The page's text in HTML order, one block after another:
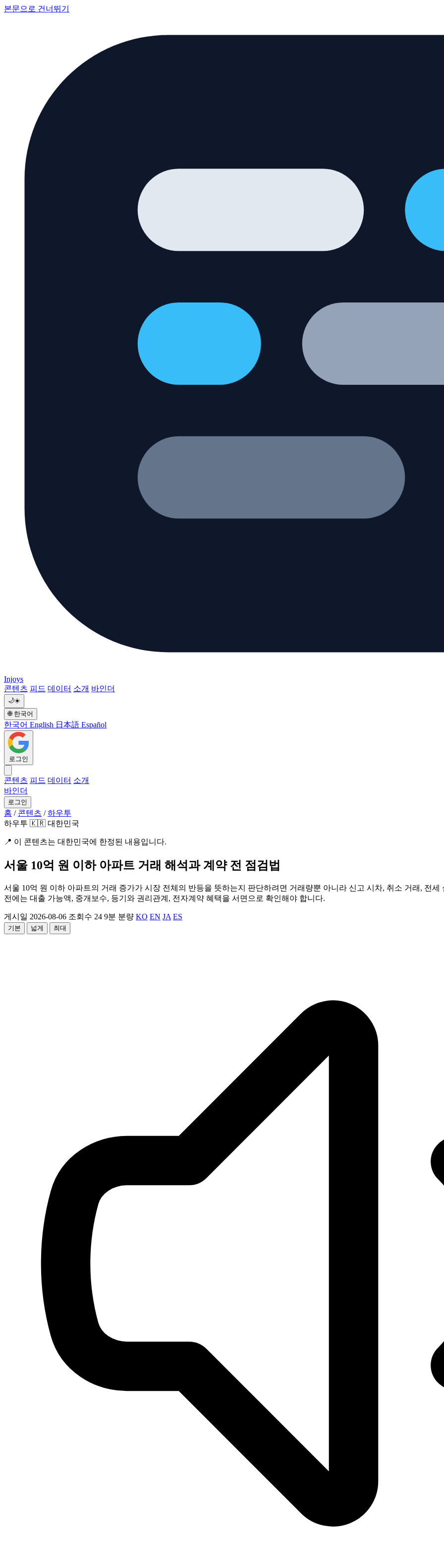
본문으로 건너뛰기
Injoys
콘텐츠 피드 데이터 소개 바인더
🌙☀️
🌐 한국어
한국어 English 日本語 Español
로그인
콘텐츠 피드 데이터 소개
바인더
로그인
홈 / 콘텐츠 / 하우투
하우투 🇰🇷 대한민국
📍 이 콘텐츠는 대한민국에 한정된 내용입니다.
서울 10억 원 이하 아파트 거래 해석과 계약 전 점검법
서울 10억 원 이하 아파트의 거래 증가가 시장 전체의 반등을 뜻하는지 판단하려면 거래량뿐 아니라 신고 시차, 취소 거래, 전
전에는 대출 가능액, 중개보수, 등기와 권리관계, 전자계약 혜택을 서면으로 확인해야 합니다.
게시일 2026-08-06 조회수 24 9분 분량 KO EN JA ES
기본 넓게 최대